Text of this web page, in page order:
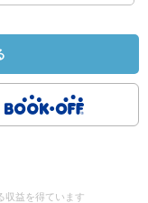
収益を得ています